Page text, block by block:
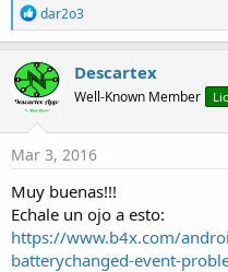
R
e
a
c
t
i
o
n
s
dar2o3
Descartex
Well-Known Member
Mar 3, 2016
Muy buenas!!!
Echale un ojo a esto:
https://www.b4x.com/
batterychanged-event-